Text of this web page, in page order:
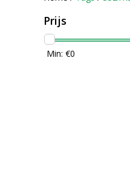
Prijs
Min: €0